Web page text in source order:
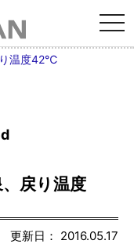
り温度42℃
戻り温度
更新日： 2016.05.17